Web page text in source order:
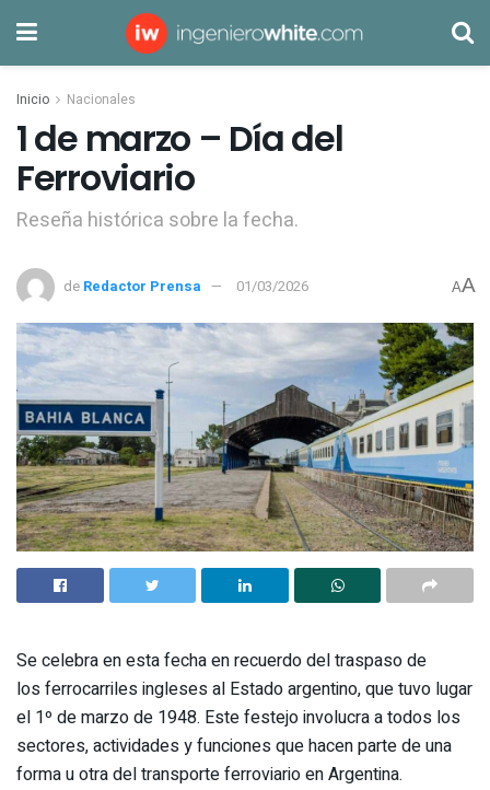
Inicio Nacionales
1 de marzo – Día del
Ferroviario
Reseña histórica sobre la fecha.
de Redactor Prensa 01/03/2026 AA
Se celebra en esta fecha en recuerdo del traspaso de
los ferrocarriles ingleses al Estado argentino, que tuvo lugar
el 1º de marzo de 1948. Este festejo involucra a todos los
sectores, actividades y funciones que hacen parte de una
forma u otra del transporte ferroviario en Argentina.